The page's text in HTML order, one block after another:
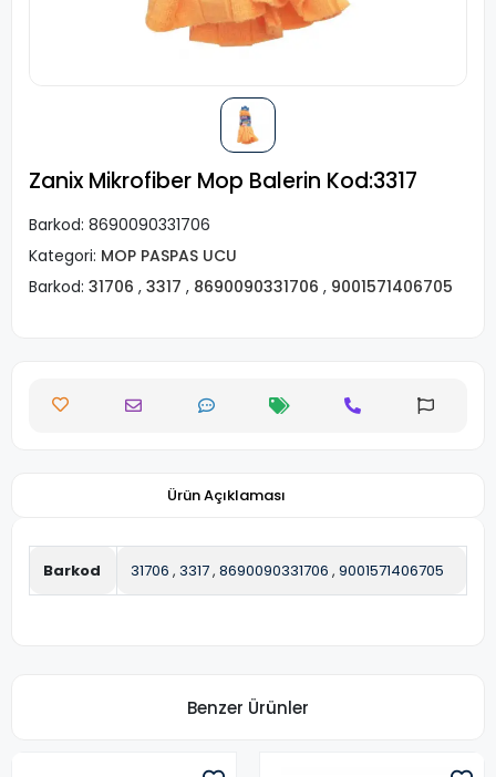
Zanix Mikrofiber Mop Balerin Kod:3317
Barkod: 8690090331706
Kategori: MOP PASPAS UCU
Barkod: 31706 , 3317 , 8690090331706 , 9001571406705
Ürün Açıklaması
Barkod 31706 , 3317, 8690090331706 , 9001571406705
Benzer Ürünler